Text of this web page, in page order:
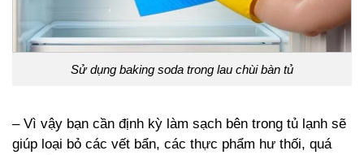
Sử dụng baking soda trong lau chùi bàn tủ
– Vì vậy bạn cần định kỳ làm sạch bên trong tủ lạnh sẽ
giúp loại bỏ các vết bẩn, các thực phẩm hư thối, quá